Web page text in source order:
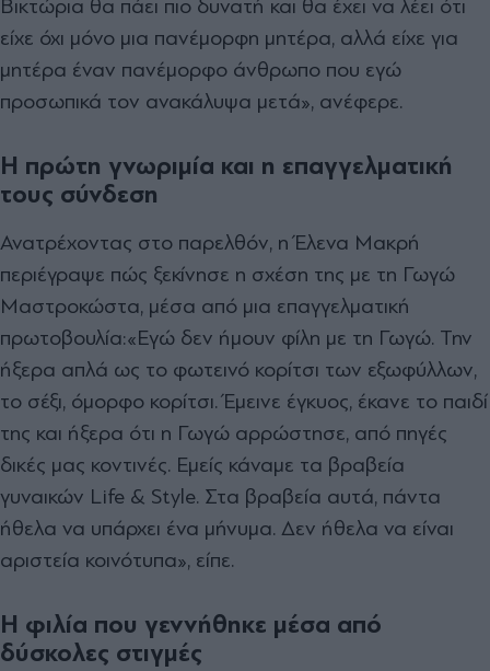
Βικτώρια θα πάει πιο δυνατή και θα έχει να λέει ότι
είχε όχι μόνο μια πανέμορφη μητέρα, αλλά είχε για
μητέρα έναν πανέμορφο άνθρωπο που εγώ
προσωπικά τον ανακάλυψα μετά», ανέφερε.
Η πρώτη γνωριμία και η επαγγελματική
τους σύνδεση
Ανατρέχοντας στο παρελθόν, η Έλενα Μακρή
περιέγραψε πώς ξεκίνησε η σχέση της με τη Γωγώ
Μαστροκώστα, μέσα από μια επαγγελματική
πρωτοβουλία:«Εγώ δεν ήμουν φίλη με τη Γωγώ. Την
ήξερα απλά ως το φωτεινό κορίτσι των εξωφύλλων,
το σέξι, όμορφο κορίτσι. Έμεινε έγκυος, έκανε το παιδί
της και ήξερα ότι η Γωγώ αρρώστησε, από πηγές
δικές μας κοντινές. Εμείς κάναμε τα βραβεία
γυναικών Life & Style. Στα βραβεία αυτά, πάντα
ήθελα να υπάρχει ένα μήνυμα. Δεν ήθελα να είναι
αριστεία κοινότυπα», είπε.
Η φιλία που γεννήθηκε μέσα από
δύσκολες στιγμές